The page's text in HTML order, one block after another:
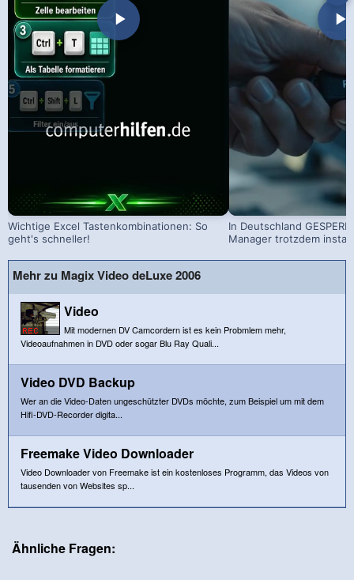
Wichtige Excel Tastenkombinationen: So
geht's schneller!
In Deutschland
Manager trotzdem
Mehr zu Magix Video deLuxe 2006
Video
Mit modernen DV Camcordern ist es kein Probmlem mehr,
Videoaufnahmen in DVD oder sogar Blu Ray Quali...
Video DVD Backup
Wer an die Video-Daten ungeschützter DVDs möchte, zum Beispiel um mit dem
Hifi-DVD-Recorder digita...
Freemake Video Downloader
Video Downloader von Freemake ist ein kostenloses Programm, das Videos von
tausenden von Websites sp...
Ähnliche Fragen: